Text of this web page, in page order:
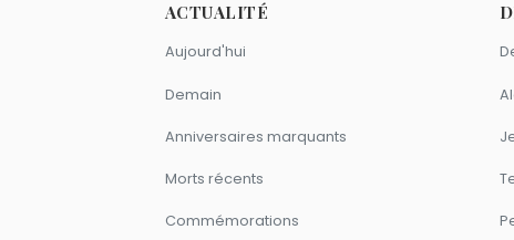
etGeorges Marchais sont du signe
ACTUALITÉ
Aujourd'hui
Demain
Anniversaires marquants
Morts récents
Commémorations